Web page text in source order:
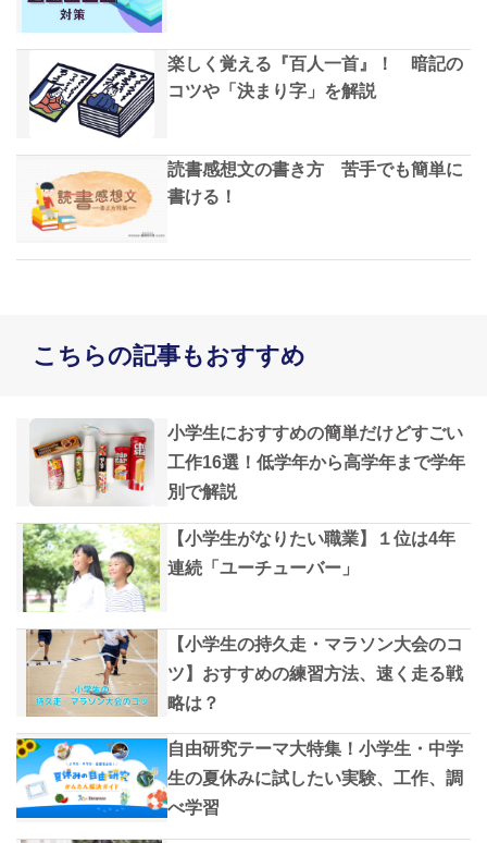
楽しく覚える『百人一首』！ 暗記の
コツや「決まり字」を解説
読書感想文の書き方 苦手でも簡単に
書ける！
こちらの記事もおすすめ
小学生におすすめの簡単だけどすごい
工作16選！低学年から高学年まで学年
別で解説
【小学生がなりたい職業】１位は4年
連続「ユーチューバー」
【小学生の持久走・マラソン大会のコ
ツ】おすすめの練習方法、速く走る戦
略は？
自由研究テーマ大特集！小学生・中学
生の夏休みに試したい実験、工作、調
べ学習